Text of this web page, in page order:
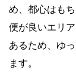
め、都心はも
便が良いエリ
あるため、ゆ
ます。